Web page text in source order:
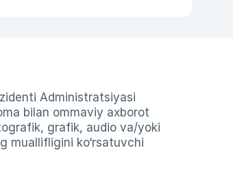
Administratsiyasi
bilan ommaviy axborot
grafik, audio va/yoki
muallifligini ko‘rsatuvchi